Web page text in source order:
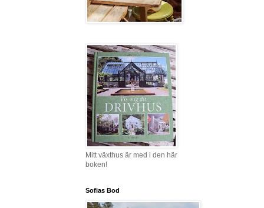
Mitt växthus är med i den här
boken!
Sofias Bod